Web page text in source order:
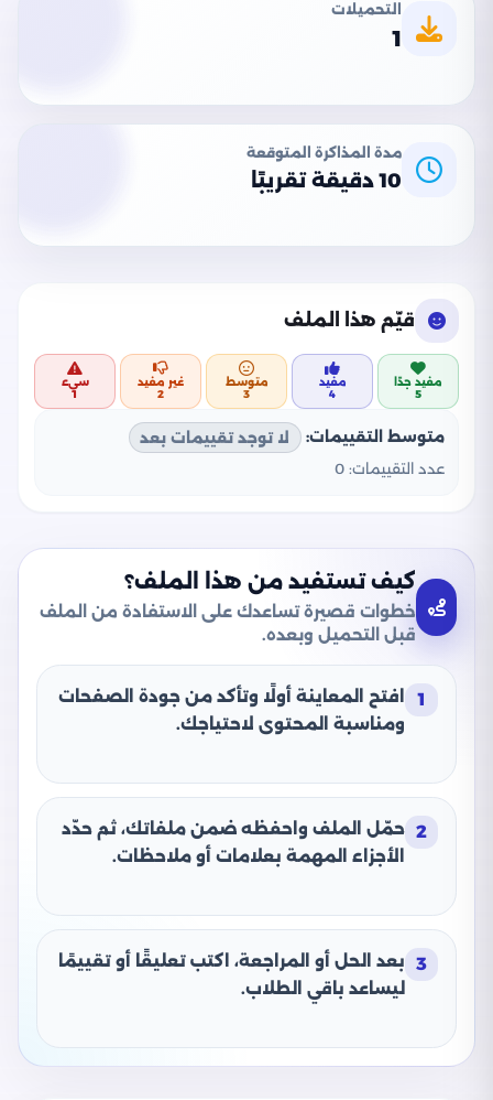
التحميلات
1
مدة المذاكرة المتوقعة
10 دقيقة تقريبًا
قيّم هذا الملف
مفيد جدًا
5
مفيد
4
متوسط
3
غير مفيد
2
سيء
1
متوسط التقييمات:
لا توجد تقييمات بعد
عدد التقييمات: 0
كيف تستفيد من هذا الملف؟
خطوات قصيرة تساعدك على الاستفادة من الملف
قبل التحميل وبعده.
1
افتح المعاينة أولًا وتأكد من جودة الصفحات
ومناسبة المحتوى لاحتياجك.
2 حمّل الملف واحفظه ضمن ملفاتك، ثم حدّد
الأجزاء المهمة بعلامات أو ملاحظات.
3
بعد الحل أو المراجعة، اكتب تعليقًا أو تقييمًا
ليساعد باقي الطلاب.